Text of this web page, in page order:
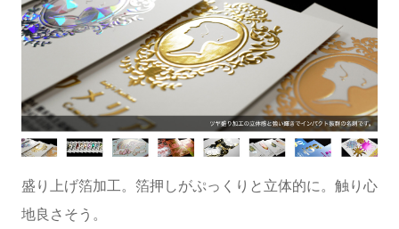
盛り上げ箔加工。箔押しがぷっくりと立体的に。触り心
地良さそう。